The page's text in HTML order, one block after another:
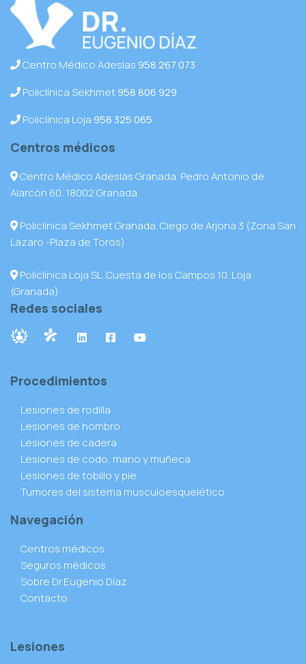
Centro Médico Adeslas 958 267 073
Policlínica Sekhmet958 806 929
Policlínica Loja 958 325 065
Centros médicos
Centro Médico Adeslas Granada. Pedro Antonio de
Alarcón 60. 18002 Granada
Policlínica Sekhmet Granada. Ciego de Arjona 3 (Zona San
Lázaro -Plaza de Toros)
Policlínica Loja SL. Cuesta de los Campos 10. Loja
(Granada)
Redes sociales
Procedimientos
Lesiones de rodilla
Lesiones de hombro
Lesiones de cadera
Lesiones de codo, mano y muñeca
Lesiones de tobillo y pie
Tumores del sistema musculoesquelético
Navegación
Centros médicos
Seguros médicos
Sobre Dr.Eugenio Díaz
Contacto
Lesiones